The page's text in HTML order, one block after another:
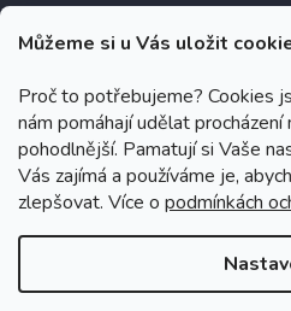
Můžeme si u Vás uložit
Proč to potřebujeme? Cookies
nám pomáhají udělat
pohodlnější. Pamatují si Vaše
Vás zajímá a používáme je,
zlepšovat. Více o podmínkách
Copyright 2026 Zubáček.cz .
nastavení
Grafický návrh vytvořil a na